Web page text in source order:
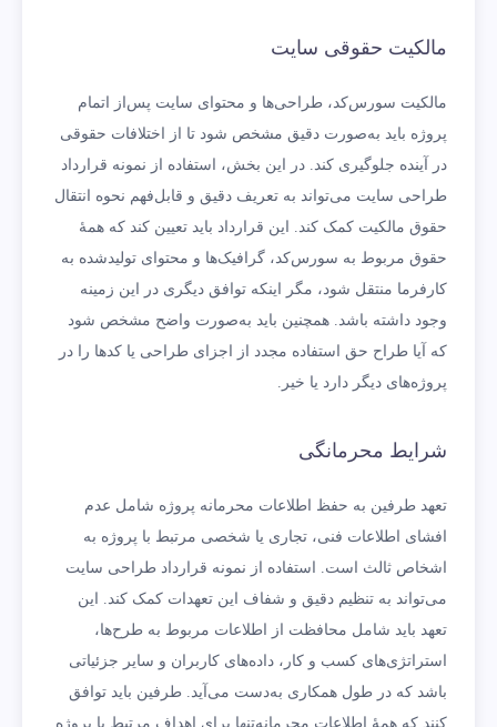
مالکیت حقوقی سایت
مالکیت سورس‌کد، طراحی‌ها و محتوای سایت پس‌از اتمام
پروژه باید به‌صورت دقیق مشخص شود تا از اختلافات حقوقی
در آینده جلوگیری کند. در این بخش، استفاده از نمونه قرارداد
طراحی سایت می‌تواند به تعریف دقیق و قابل‌فهم نحوه انتقال
حقوق مالکیت کمک کند. این قرارداد باید تعیین کند که همۀ
حقوق مربوط به سورس‌کد، گرافیک‌ها و محتوای تولیدشده به
کارفرما منتقل شود، مگر اینکه توافق دیگری در این زمینه
وجود داشته باشد. همچنین باید به‌صورت واضح مشخص شود
که آیا طراح حق استفاده مجدد از اجزای طراحی یا کدها را در
پروژه‌های دیگر دارد یا خیر.
شرایط محرمانگی
تعهد طرفین به حفظ اطلاعات محرمانه پروژه شامل عدم
افشای اطلاعات فنی، تجاری یا شخصی مرتبط با پروژه به
اشخاص ثالث است. استفاده از نمونه قرارداد طراحی سایت
می‌تواند به تنظیم دقیق و شفاف این تعهدات کمک کند. این
تعهد باید شامل محافظت از اطلاعات مربوط به طرح‌ها،
استراتژی‌های کسب و کار، داده‌های کاربران و سایر جزئیاتی
باشد که در طول همکاری به‌دست می‌آید. طرفین باید توافق
کنند که همۀ اطلاعات محرمانه‌تنها برای اهداف مرتبط با پروژه